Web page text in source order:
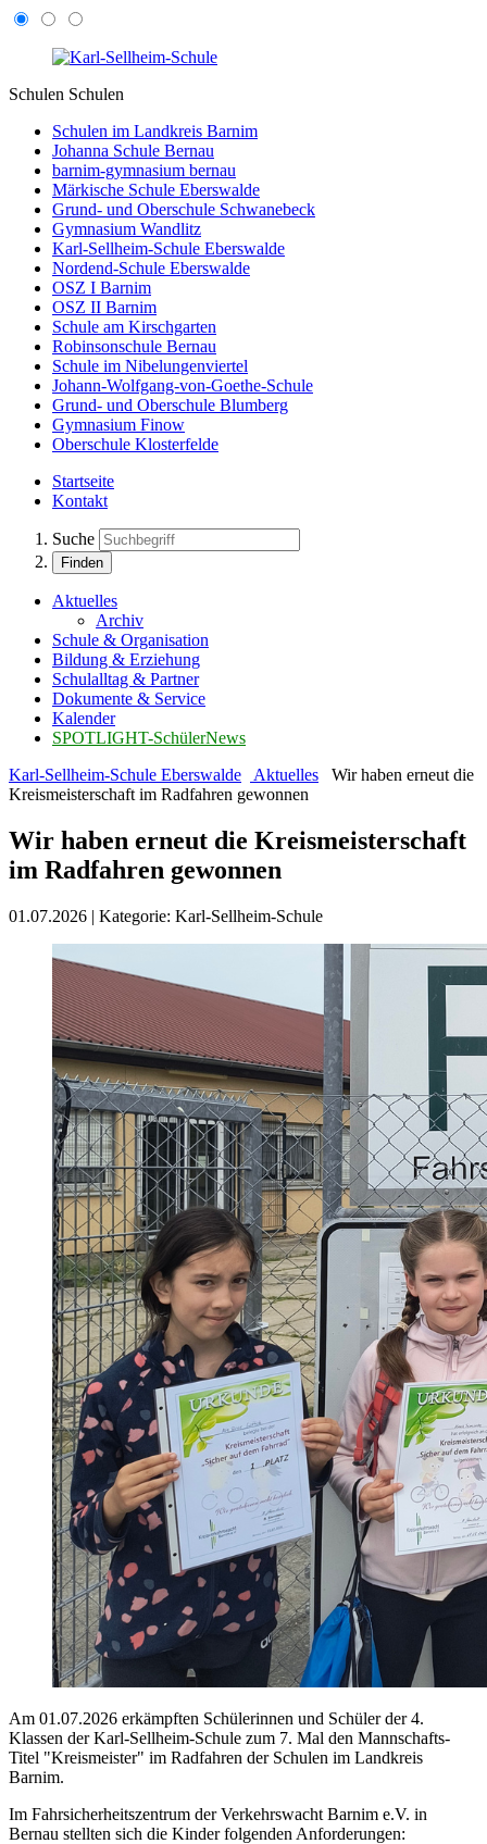
Schulen Schulen
Schulen im Landkreis Barnim
Johanna Schule Bernau
barnim-gymnasium bernau
Märkische Schule Eberswalde
Grund- und Oberschule Schwanebeck
Gymnasium Wandlitz
Karl-Sellheim-Schule Eberswalde
Nordend-Schule Eberswalde
OSZ I Barnim
OSZ II Barnim
Schule am Kirschgarten
Robinsonschule Bernau
Schule im Nibelungenviertel
Johann-Wolfgang-von-Goethe-Schule
Grund- und Oberschule Blumberg
Gymnasium Finow
Oberschule Klosterfelde
Startseite
Kontakt
Suche
Finden
Aktuelles
Archiv
Schule & Organisation
Bildung & Erziehung
Schulalltag & Partner
Dokumente & Service
Kalender
SPOTLIGHT-SchülerNews
Karl-Sellheim-Schule Eberswalde
Aktuelles
Wir haben erneut die
Kreismeisterschaft im Radfahren gewonnen
Wir haben erneut die Kreismeisterschaft
im Radfahren gewonnen
01.07.2026 | Kategorie: Karl-Sellheim-Schule
Am 01.07.2026 erkämpften Schülerinnen und Schüler der 4.
Klassen der Karl-Sellheim-Schule zum 7. Mal den Mannschafts-
Titel "Kreismeister" im Radfahren der Schulen im Landkreis
Barnim.
Im Fahrsicherheitszentrum der Verkehrswacht Barnim e.V. in
Bernau stellten sich die Kinder folgenden Anforderungen: